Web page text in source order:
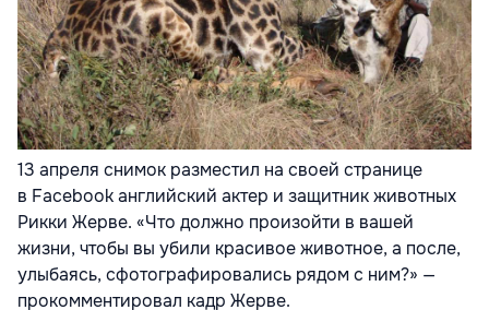
13 апреля снимок разместил на своей странице
в Facebookанглийский актер и защитник животных
Рикки Жерве. «Что должно произойти в вашей
жизни, чтобы вы убили красивое животное, а после,
улыбаясь, сфотографировались рядом с ним?» —
прокомментировал кадр Жерве.